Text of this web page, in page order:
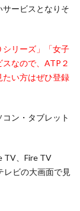
ービスとなりそ
リーズ」「女子
なので、ATP２
たい方はぜひ登録
ン・タブレット
TV、Fire TV
ビの大画面で見